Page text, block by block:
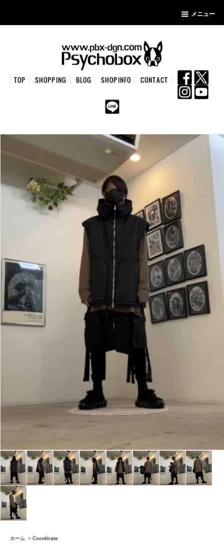
メニュー
TOP SHOPPING BLOG SHOPINFO CONTACT
ホーム > Coordinate